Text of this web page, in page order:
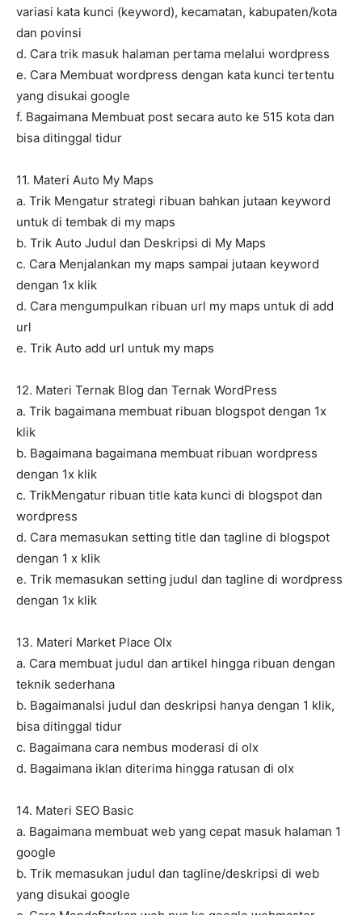
variasi kata kunci (keyword), kecamatan, kabupaten/kota
dan povinsi
d. Cara trik masuk halaman pertama melalui wordpress
e. Cara Membuat wordpress dengan kata kunci tertentu
yang disukai google
f. Bagaimana Membuat post secara auto ke 515 kota dan
bisa ditinggal tidur
11. Materi Auto My Maps
a. Trik Mengatur strategi ribuan bahkan jutaan keyword
untuk di tembak di my maps
b. Trik Auto Judul dan Deskripsi di My Maps
c. Cara Menjalankan my maps sampai jutaan keyword
dengan 1x klik
d. Cara mengumpulkan ribuan url my maps untuk di add
url
e. Trik Auto add url untuk my maps
12. Materi Ternak Blog dan Ternak WordPress
a. Trik bagaimana membuat ribuan blogspot dengan 1x
klik
b. Bagaimana bagaimana membuat ribuan wordpress
dengan 1x klik
c. TrikMengatur ribuan title kata kunci di blogspot dan
wordpress
d. Cara memasukan setting title dan tagline di blogspot
dengan 1 x klik
e. Trik memasukan setting judul dan tagline di wordpress
dengan 1x klik
13. Materi Market Place Olx
a. Cara membuat judul dan artikel hingga ribuan dengan
teknik sederhana
b. BagaimanaIsi judul dan deskripsi hanya dengan 1 klik,
bisa ditinggal tidur
c. Bagaimana cara nembus moderasi di olx
d. Bagaimana iklan diterima hingga ratusan di olx
14. Materi SEO Basic
a. Bagaimana membuat web yang cepat masuk halaman 1
google
b. Trik memasukan judul dan tagline/deskripsi di web
yang disukai google